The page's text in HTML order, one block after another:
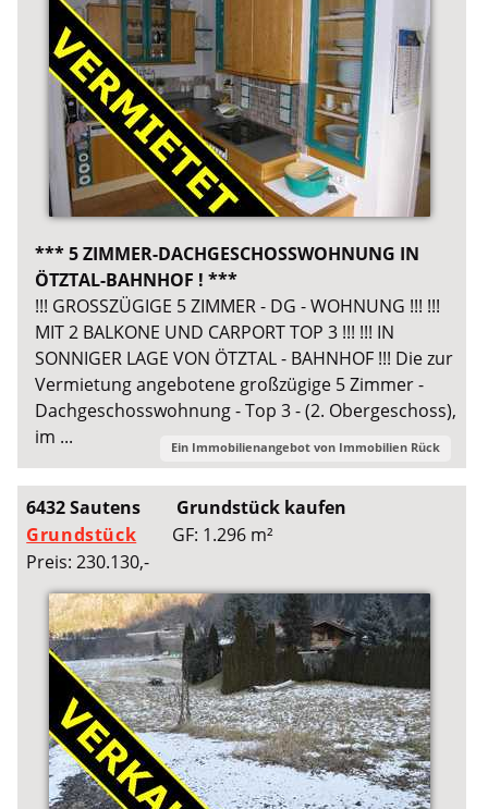
*** 5 ZIMMER-DACHGESCHOSSWOHNUNG IN
ÖTZTAL-BAHNHOF ! ***
!!! GROSSZÜGIGE 5 ZIMMER - DG - WOHNUNG !!! !!!
MIT 2 BALKONE UND CARPORT TOP 3 !!! !!! IN
SONNIGER LAGE VON ÖTZTAL - BAHNHOF !!! Die zur
Vermietung angebotene großzügige 5 Zimmer -
Dachgeschosswohnung - Top 3 - (2. Obergeschoss),
im ...
Ein Immobilienangebot von Immobilien Rück
6432 Sautens
Grundstück kaufen
Grundstück
GF: 1.296 m²
Preis: 230.130,-